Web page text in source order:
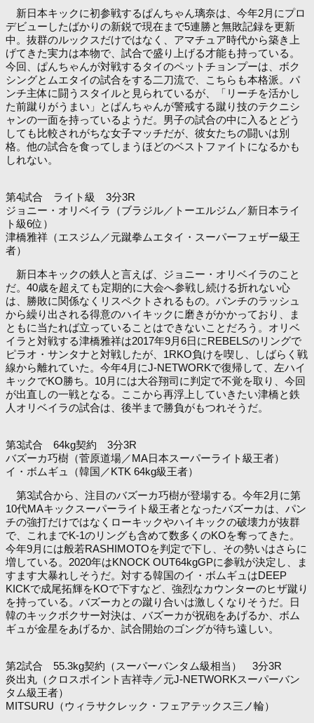
新日本キックに初参戦するぱんちゃん璃奈は、今年2月にプロ
デビューしたばかりの新鋭で現在まで5連勝と無敗記録を更新
中。抜群のルックスだけではなく、アマチュア時代から築き上
げてきた実力は本物で、試合で盛り上げる才能も持っている。
今回、ぱんちゃんが対戦するタイのペットチョンプーは、ボク
シングとムエタイの試合をする二刀流で、こちらも本格派。パ
ンチ主体に闘うスタイルと見られているが、「リーチを活かし
た前蹴りがうまい」とぱんちゃんが警戒する蹴り技のテクニシ
ャンの一面を持っているようだ。男子の試合の中に入るとどう
しても比較されがちな女子マッチだが、彼女たちの闘いは別
格。他の試合を食ってしまうほどのベストファイトになるかも
しれない。
第4試合 ライト級 3分3R
ジョニー・オリベイラ（ブラジル／トーエルジム／新日本ライ
ト級6位）
津橋雅祥（エスジム／元蹴拳ムエタイ・スーパーフェザー級王
者）
新日本キックの鉄人と言えば、ジョニー・オリベイラのこと
だ。40歳を超えても定期的に大会へ参戦し続ける折れない心
は、勝敗に関係なくリスペクトされるもの。パンチのラッシュ
から繰り出される得意のハイキックに磨きがかかっており、ま
ともに当たれば立っていることはできないことだろう。オリベ
イラと対戦する津橋雅祥は2017年9月6日にREBELSのリングで
ピラオ・サンタナと対戦したが、1RKO負けを喫し、しばらく戦
線から離れていた。今年4月にJ-NETWORKで復帰して、左ハイ
キックでKO勝ち。10月には大谷翔司に判定で不覚を取り、今回
が出直しの一戦となる。ここから再浮上していきたい津橋と鉄
人オリベイラの試合は、後半まで勝負がもつれそうだ。
第3試合 64kg契約 3分3R
バズーカ巧樹（菅原道場／MA日本スーパーライト級王者）
イ・ボムギュ（韓国／KTK 64kg級王者）
第3試合から、注目のバズーカ巧樹が登場する。今年2月に第
10代MAキックスーパーライト級王者となったバズーカは、パン
チの強打だけではなくローキックやハイキックの破壊力が抜群
で、これまでK-1のリングも含めて数多くのKOを奪ってきた。
今年9月には般若RASHIMOTOを判定で下し、その勢いはさらに
増している。2020年はKNOCK OUT64kgGPに参戦が決定し、ま
すます大暴れしそうだ。対する韓国のイ・ボムギュはDEEP
KICKで成尾拓輝をKOで下すなど、強烈なカウンターのヒザ蹴り
を持っている。バズーカとの蹴り合いは激しくなりそうだ。日
韓のキックボクサー対決は、バズーカが祝砲をあげるか、ボム
ギュが金星をあげるか、試合開始のゴングが待ち遠しい。
第2試合 55.3kg契約（スーパーバンタム級相当） 3分3R
炎出丸（クロスポイント吉祥寺／元J-NETWORKスーパーバン
タム級王者）
MITSURU（ウィラサクレック・フェアテックス三ノ輪）